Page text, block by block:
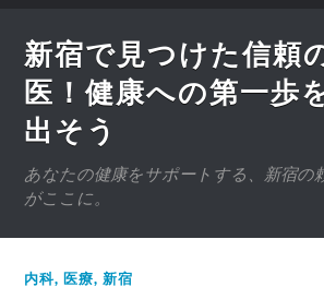
新宿で見つけた信頼
医！健康への第一歩
出そう
あなたの健康をサポートする、新宿の
がここに。
内科, 医療,新宿